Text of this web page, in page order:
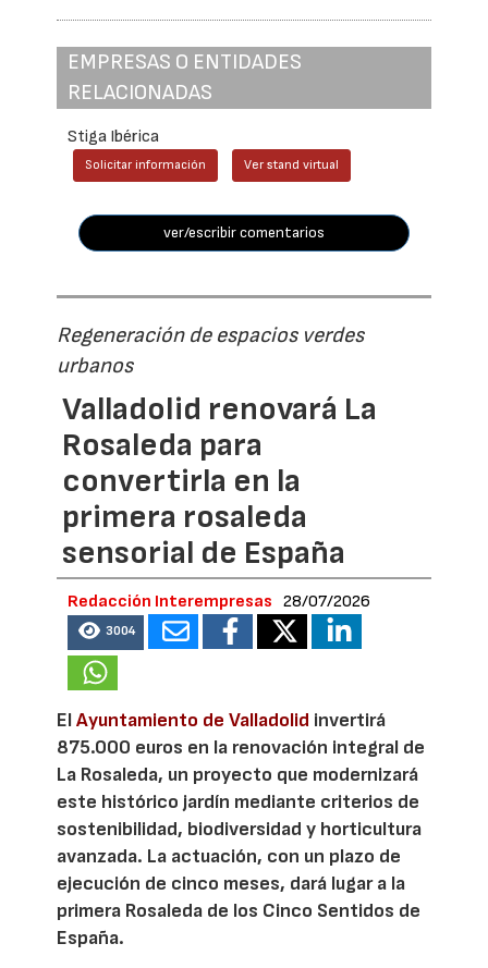
EMPRESAS O ENTIDADES
RELACIONADAS
Stiga Ibérica
Solicitar información Ver stand virtual
ver/escribir comentarios
Regeneración de espacios verdes
urbanos
Valladolid renovará La
Rosaleda para
convertirla en la
primera rosaleda
sensorial de España
Redacción Interempresas 28/07/2026
3004
ElAyuntamiento de Valladolid invertirá
875.000 euros en la renovación integral de
La Rosaleda, un proyecto que modernizará
este histórico jardín mediante criterios de
sostenibilidad, biodiversidad y horticultura
avanzada. La actuación, con un plazo de
ejecución de cinco meses, dará lugar a la
primera Rosaleda de los Cinco Sentidos de
España.